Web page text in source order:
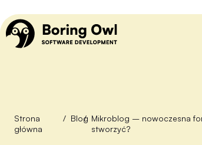
Strona
główna
/ Blog
/ Mikroblog – nowoczesna forma dzielenia się treściami. Jak działa i jak go
stworzyć?